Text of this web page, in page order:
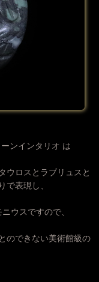
ンインタリオ は
ウロスとラブリュスと
で表現し、
ウスですので、
のできない美術館級の